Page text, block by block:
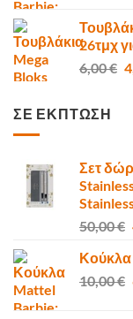
26τμχ
6,00€
ΣΕ ΕΚΠΤΩΣΗ
Σετ
50,00€
Κούκλα
10,00€